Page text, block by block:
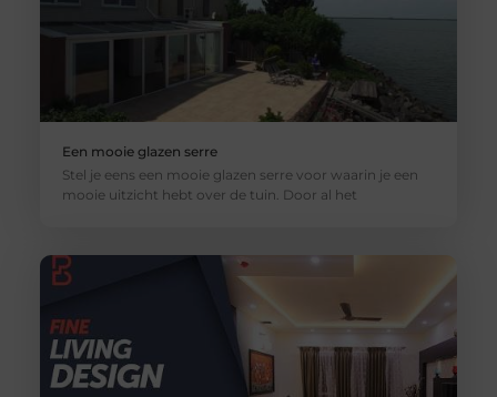
Een mooie glazen serre
Stel je eens een mooie glazen serre voor waarin je een
mooie uitzicht hebt over de tuin. Door al het